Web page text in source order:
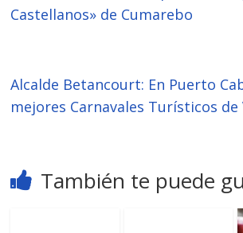
Castellanos» de Cumarebo
Alcalde Betancourt: En Puerto
mejores Carnavales Turísticos de
También te puede